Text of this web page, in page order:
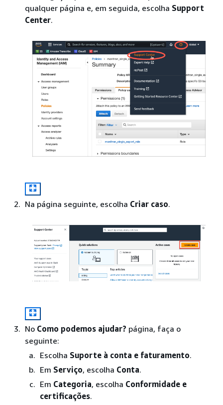
qualquer página e, em seguida, escolha Support
Center.
Na página seguinte, escolha Criar caso.
No Como podemos ajudar? página, faça o
seguinte:
Escolha Suporte à conta e faturamento.
Em Serviço, escolha Conta.
Em Categoria, escolha Conformidade e
certificações.